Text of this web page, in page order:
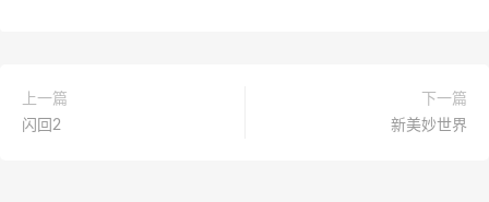
上一篇
闪回2
下一篇
新美妙世界